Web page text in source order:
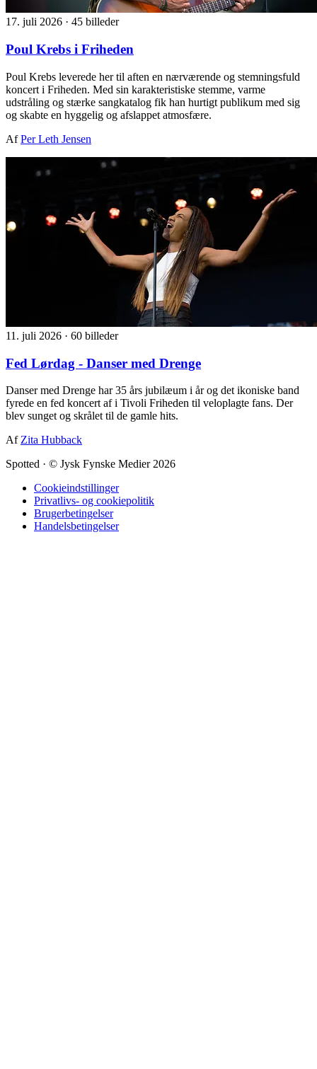
17. juli 2026 · 45 billeder
Poul Krebs i Friheden
Poul Krebs leverede her til aften en nærværende og stemningsfuld
koncert i Friheden. Med sin karakteristiske stemme, varme
udstråling og stærke sangkatalog fik han hurtigt publikum med sig
og skabte en hyggelig og afslappet atmosfære.
AfPer Leth Jensen
11. juli 2026 · 60 billeder
Fed Lørdag - Danser med Drenge
Danser med Drenge har 35 års jubilæum i år og det ikoniske band
fyrede en fed koncert af i Tivoli Friheden til veloplagte fans. Der
blev sunget og skrålet til de gamle hits.
Af Zita Hubback
Spotted · © Jysk Fynske Medier 2026
Cookieindstillinger
Privatlivs- og cookiepolitik
Brugerbetingelser
Handelsbetingelser